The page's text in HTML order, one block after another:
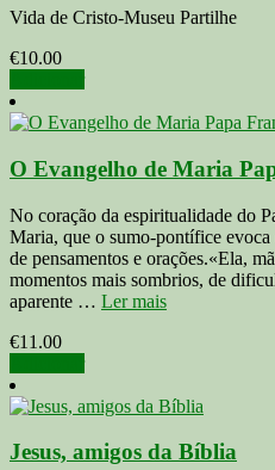
Vida de Cristo-Museu Partilhe
€10.00
O Evangelho de Maria
No coração da espiritualidade do
Maria, que o sumo-pontífice
de pensamentos e orações.«Ela,
momentos mais sombrios, de
aparente … Ler mais
€11.00
Jesus, amigos da Bíblia